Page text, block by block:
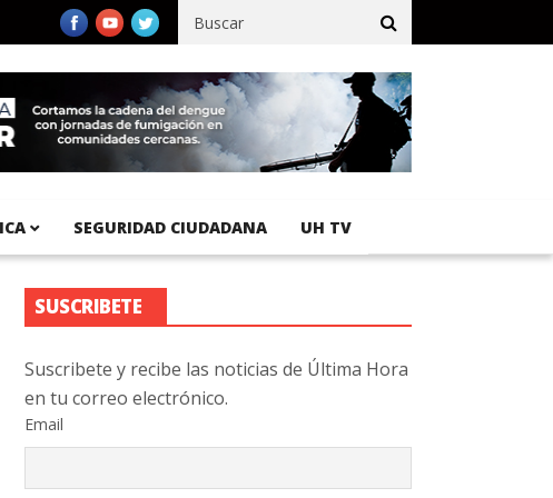
registra 92 % de avance en obras de terracería
SEGURIDAD CIUDADANA UH TV
SUSCRIBETE
Suscribete y recibe las noticias de Última Hora
en tu correo electrónico.
Email